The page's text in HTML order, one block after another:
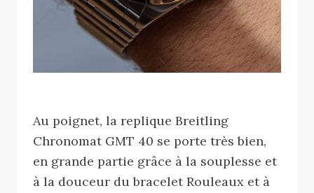
Au poignet, la replique Breitling
Chronomat GMT 40 se porte très bien,
en grande partie grâce à la souplesse et
à la douceur du bracelet Rouleaux et à